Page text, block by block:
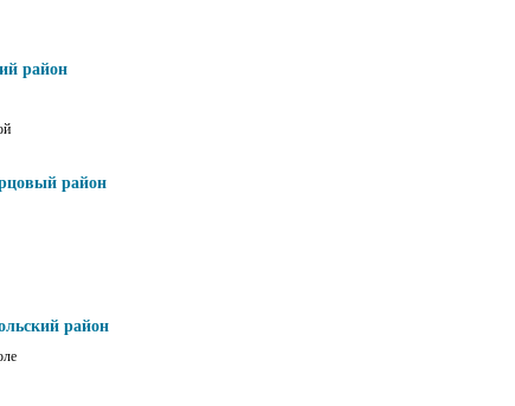
район
район
район